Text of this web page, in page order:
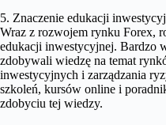
5. Znaczenie edukacji
Wraz z rozwojem rynku Forex,
edukacji inwestycyjnej. Bardzo
zdobywali wiedzę na temat
inwestycyjnych i zarządzania
szkoleń, kursów online i
zdobyciu tej wiedzy.